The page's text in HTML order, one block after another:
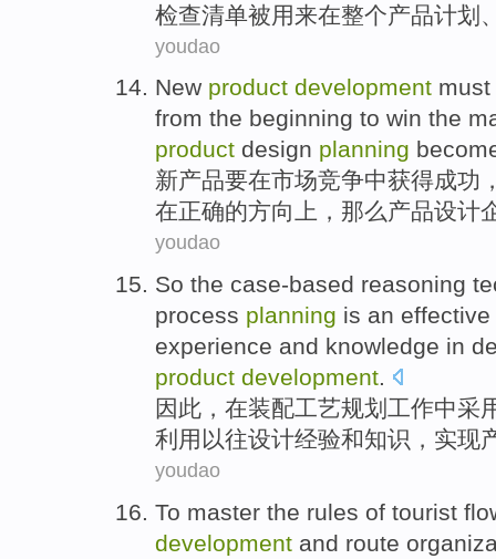
检查清单被用来在整个产品计划
youdao
New product development must
from the beginning to win the
product design planning
新产品要在市场竞争中获得成功
在正确的方向上， 那么产品设计
youdao
So the case-based reasoning
process planning is an effective
experience and knowledge in
product development.
因此 ， 在装配工艺规划 工作中采
利用 以往设计经验和知识 ， 实现
youdao
To master the rules of tourist
development and route